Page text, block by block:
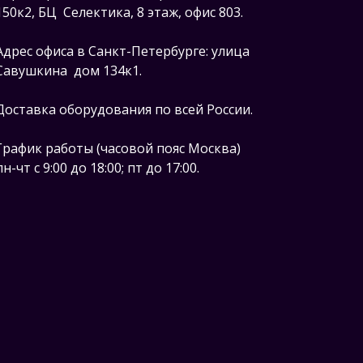
БЦ Селектика, 8 этаж, офис 803.
офиса в Санкт-Петербурге: улица
дом 134к1.
оборудования по всей России.
работы (часовой пояс Москва)
чт с 9:00 до 18:00; пт до 17:00.